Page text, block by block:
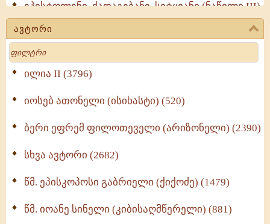
ეპისტოლენი, ქადაგებანი, სიტყვანი (ნაწილი III)
(723)
მოძღვრის ძალზე სასარგებლო რჩევები
მრევლისათვის (545)
Wisdomge (514)
ქადაგებანი გაბრიელ ეპისკოპოსისა - II ტომი
სულიერი ცხოვრების სახელმძღვანელო -
ნაწილი II (369)
ავტორი
Search
ილია II (3796)
იოსებ ათონელი (ისიხასტი) (520)
ბერი ეფრემ ფილოთეველი (არიზონელი) (2390)
სხვა ავტორი (2682)
წმ. ეპისკოპოსი გაბრიელი (ქიქოძე) (1479)
წმ. იოანე სინელი (კიბისაღმწერელი) (881)